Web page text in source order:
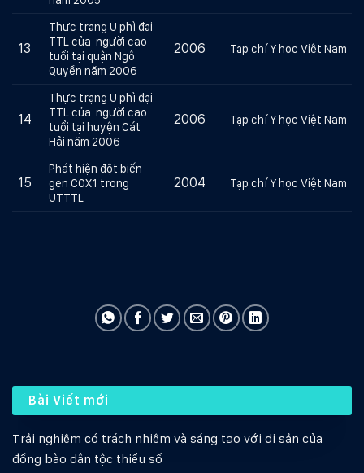
13
Thực trạng U phì đại
TTL của người cao
tuổi tại quận Ngô
Quyền năm 2006
2006 Tạp chí Y học Việt Nam
14
Thực trạng U phì đại
TTL của người cao
tuổi tại huyện Cát
Hải năm 2006
2006 Tạp chí Y học Việt Nam
15
Phát hiện đột biến
gen COX1 trong
UTTTL
2004 Tạp chí Y học Việt Nam
Bài Viết mới
Trải nghiệm có trách nhiệm và sáng tạo với di sản của
đồng bào dân tộc thiểu số